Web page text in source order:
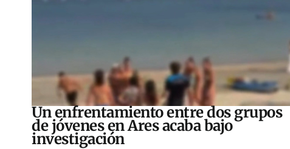
Un enfrentamiento entre dos grupos
de jóvenes en Ares acaba bajo
investigación